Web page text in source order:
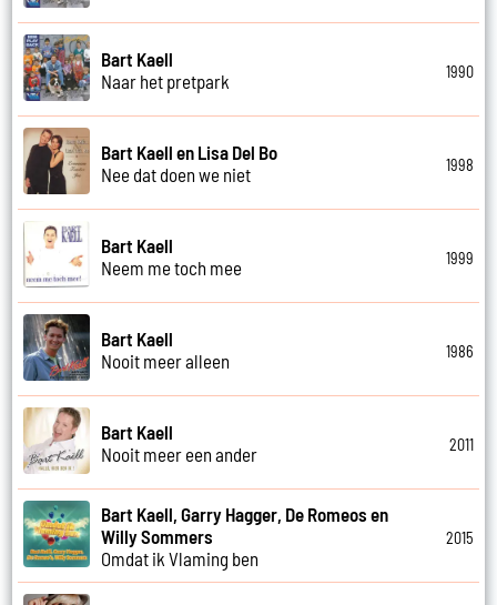
Bart Kaell
Naar het pretpark
1990
Bart Kaell en Lisa Del Bo
Nee dat doen we niet
1998
Bart Kaell
Neem me toch mee
1999
Bart Kaell
Nooit meer alleen
1986
Bart Kaell
Nooit meer een ander
2011
Bart Kaell, Garry Hagger, De Romeos en
Willy Sommers
Omdat ik Vlaming ben
2015